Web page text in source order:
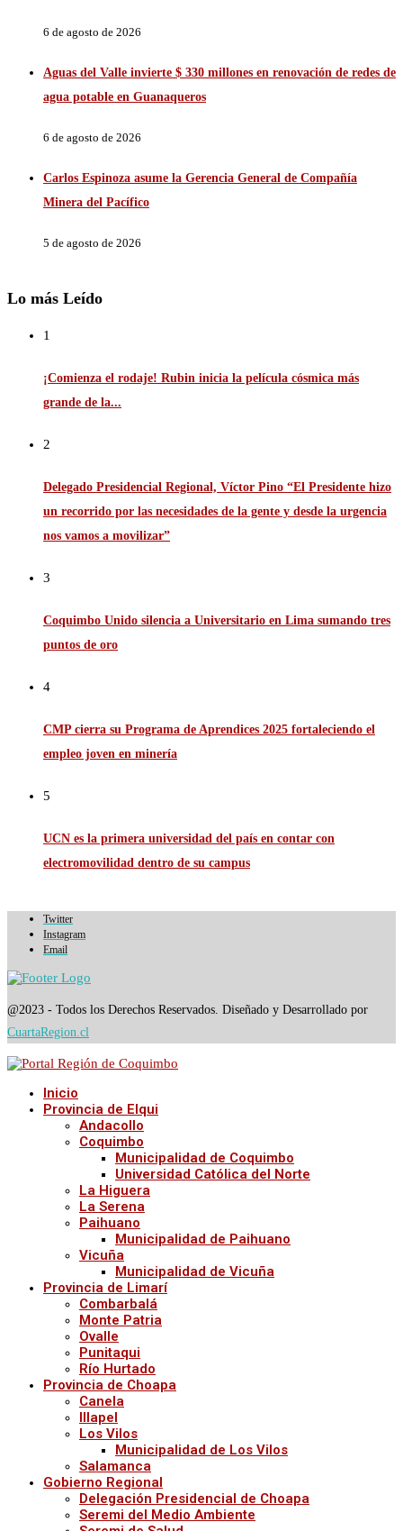
6 de agosto de 2026
Aguas del Valle invierte $ 330 millones en renovación de redes de
agua potable en Guanaqueros
6 de agosto de 2026
Carlos Espinoza asume la Gerencia General de Compañía
Minera del Pacífico
5 de agosto de 2026
Lo más Leído
1
¡Comienza el rodaje! Rubin inicia la película cósmica más
grande de la...
2
Delegado Presidencial Regional, Víctor Pino “El Presidente hizo
un recorrido por las necesidades de la gente y desde la urgencia
nos vamos a movilizar”
3
Coquimbo Unido silencia a Universitario en Lima sumando tres
puntos de oro
4
CMP cierra su Programa de Aprendices 2025 fortaleciendo el
empleo joven en minería
5
UCN es la primera universidad del país en contar con
electromovilidad dentro de su campus
Twitter
Instagram
Email
@2023 - Todos los Derechos Reservados. Diseñado y Desarrollado por
CuartaRegion.cl
Inicio
Provincia de Elqui
Andacollo
Coquimbo
Municipalidad de Coquimbo
Universidad Católica del Norte
La Higuera
La Serena
Paihuano
Municipalidad de Paihuano
Vicuña
Municipalidad de Vicuña
Provincia de Limarí
Combarbalá
Monte Patria
Ovalle
Punitaqui
Río Hurtado
Provincia de Choapa
Canela
Illapel
Los Vilos
Municipalidad de Los Vilos
Salamanca
Gobierno Regional
Delegación Presidencial de Choapa
Seremi del Medio Ambiente